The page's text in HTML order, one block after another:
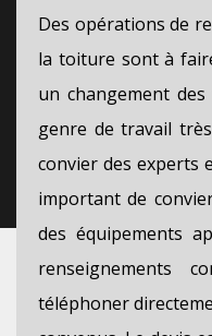
Des opérations de
la toiture sont à
un changement
genre de travail
convier des experts
important de
des équipements
renseignements
téléphoner